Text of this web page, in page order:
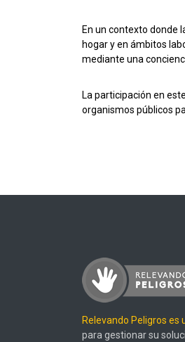
En un contexto donde
hogar y en ámbitos
mediante una
La participación en
organismos públicos
Relevando Peligros es
para gestionar su